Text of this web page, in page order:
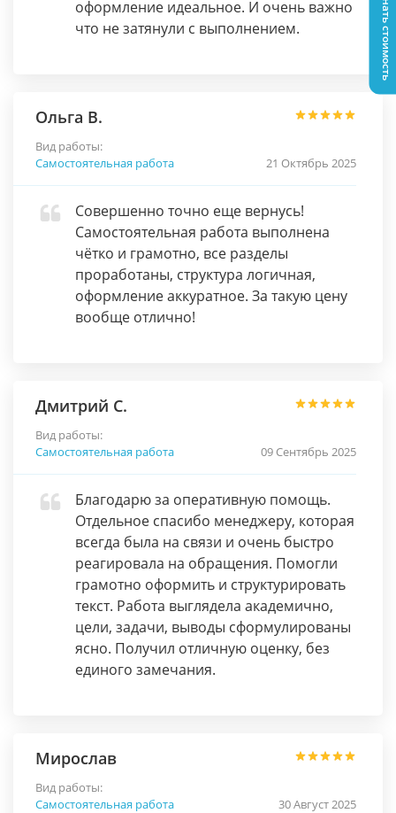
оформление идеальное. И очень важно
что не затянули с выполнением.
Ольга В.
Вид работы:
Самостоятельная работа
21 Октябрь 2025
Совершенно точно еще вернусь!
Самостоятельная работа выполнена
чётко и грамотно, все разделы
проработаны, структура логичная,
оформление аккуратное. За такую цену
вообще отлично!
Дмитрий С.
Вид работы:
Самостоятельная работа
09 Сентябрь 2025
Благодарю за оперативную помощь.
Отдельное спасибо менеджеру, которая
всегда была на связи и очень быстро
реагировала на обращения. Помогли
грамотно оформить и структурировать
текст. Работа выглядела академично,
цели, задачи, выводы сформулированы
ясно. Получил отличную оценку, без
единого замечания.
Мирослав
Вид работы:
Самостоятельная работа
30 Август 2025
Узнать стоимость